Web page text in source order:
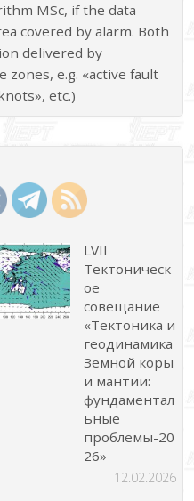
MSc, if the data
covered by alarm. Both
delivered by
e.g. «active fault
etc.)
LVII
Тектоническ
ое
совещание
«Тектоника и
геодинамика
Земной коры
и мантии:
фундаментал
ьные
проблемы-20
26»
12.02.2026